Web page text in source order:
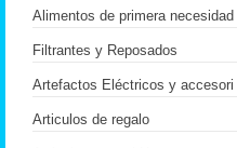
Alimentos de primera necesidad
Filtrantes y Reposados
Artefactos Eléctricos y accesori
Articulos de regalo